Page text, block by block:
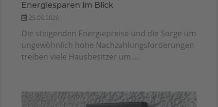
Energiesparen im Blick
25.06.2026
Die steigenden Energiepreise und die Sorge um
ungewöhnlich hohe Nachzahlungsforderungen
treiben viele Hausbesitzer um....